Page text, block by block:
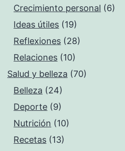
Crecimiento personal (6)
Ideas útiles (19)
Reflexiones (28)
Relaciones (10)
Salud y belleza (70)
Belleza (24)
Deporte (9)
Nutrición (10)
Recetas (13)